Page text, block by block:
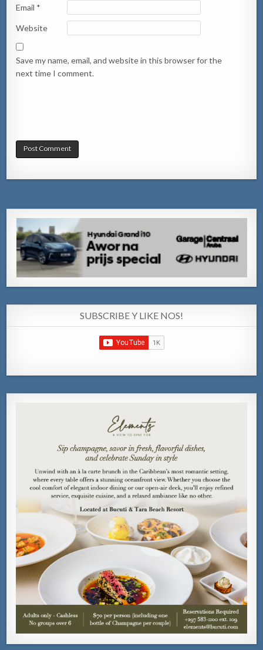
Email *
Website
Save my name, email, and website in this browser for the
next time I comment.
SUBSCRIBE Y LIKE NOS!